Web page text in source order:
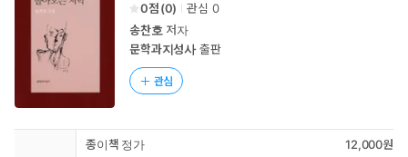
0 (0) 관심 0
송찬호 저자
문학과지성사출판
관심
종이책 정가
12,000원